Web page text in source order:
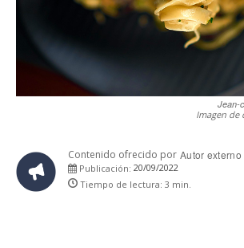
Jean-
Imagen de
Contenido ofrecido por Autor externo
Publicación: 20/09/2022
Tiempo de lectura: 3 min.